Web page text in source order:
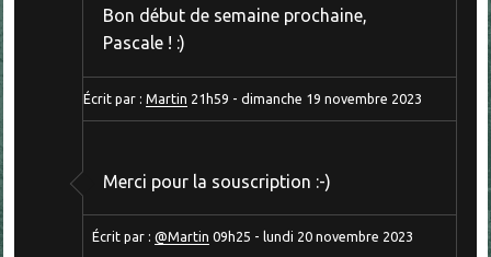
Bon début de semaine prochaine,
Pascale ! :)
Écrit par :Martin 21h59 -dimanche 19 novembre 2023
Merci pour la souscription :-)
Écrit par :@Martin 09h25 - lundi 20 novembre 2023